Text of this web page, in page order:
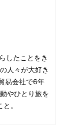
したことをき
人々が大好き
易会社で6年
やひとり旅を
。